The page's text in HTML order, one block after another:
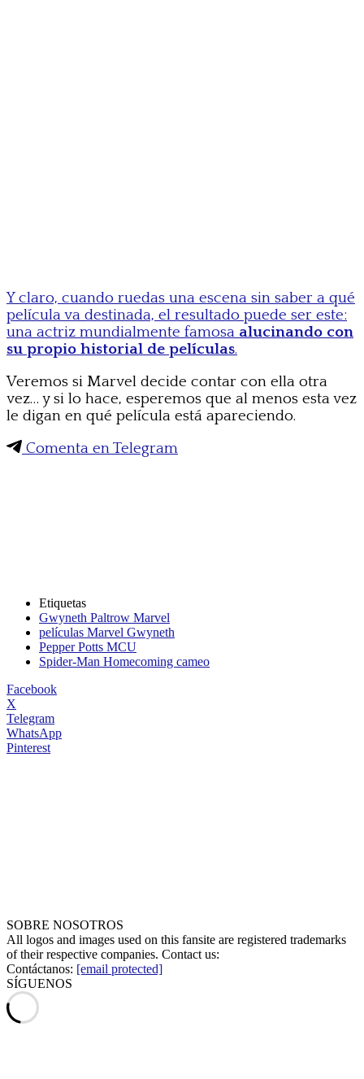
Y claro, cuando ruedas una escena sin saber a qué
película va destinada, el resultado puede ser este:
una actriz mundialmente famosa alucinando con
su propio historial de películas.
Veremos si Marvel decide contar con ella otra
vez… y si lo hace, esperemos que al menos esta vez
le digan en qué película está apareciendo.
Comenta en Telegram
Etiquetas
Gwyneth Paltrow Marvel
películas Marvel Gwyneth
Pepper Potts MCU
Spider-Man Homecoming cameo
Facebook
X
Telegram
WhatsApp
Pinterest
SOBRE NOSOTROS
All logos and images used on this fansite are registered trademarks
of their respective companies. Contact us:
Contáctanos: [email protected]
SÍGUENOS